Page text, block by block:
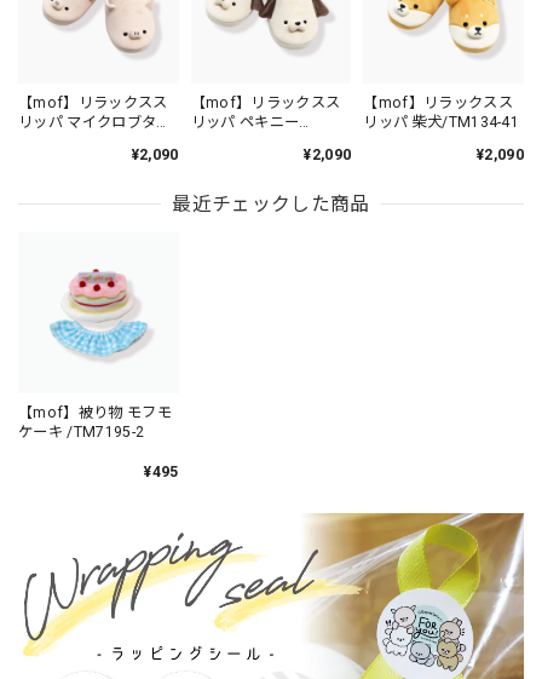
【mof】リラックスス
リッパ マイクロブタ
¥2,090
【mof】リラックスス
リッパ ペキニー
¥2,090
【mof】リラックスス
リッパ 柴犬/TM134-41
¥2,090
最近チェックした商品
【mof】被り物 モフモ
ケーキ /TM7195-2
¥495